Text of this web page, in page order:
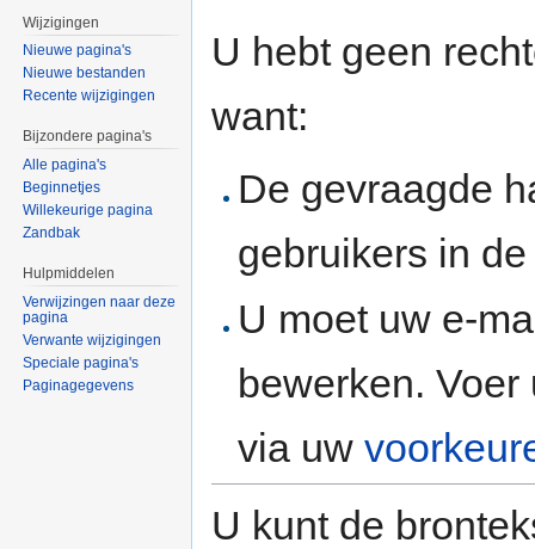
U hebt geen
want:
De gevraagde
gebruikers in
U moet uw e-
bewerken.
via uw
U kunt de
Wijzigingen
Nieuwe pagina's
Nieuwe bestanden
Recente wijzigingen
Bijzondere pagina's
Alle pagina's
Beginnetjes
Willekeurige pagina
Zandbak
Hulpmiddelen
Verwijzingen naar deze
pagina
Verwante wijzigingen
Speciale pagina's
Paginagegevens